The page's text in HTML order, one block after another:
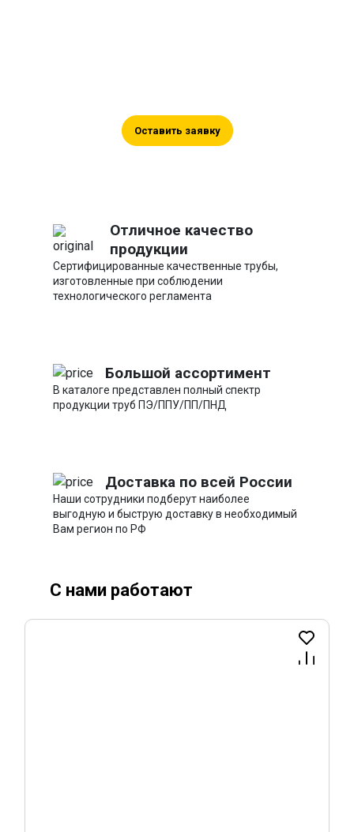
Оставить заявку
Отличное качество
продукции
Сертифицированные качественные трубы,
изготовленные при соблюдении
технологического регламента
Большой ассортимент
В каталоге представлен полный спектр
продукции труб ПЭ/ППУ/ПП/ПНД
Доставка по всей России
Наши сотрудники подберут наиболее
выгодную и быструю доставку в необходимый
Вам регион по РФ
С нами работают